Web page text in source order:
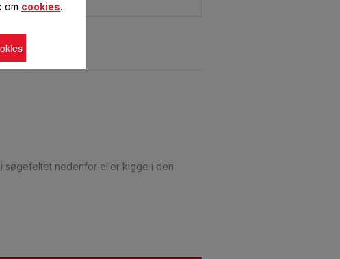
søgefeltet nedenfor eller kigge i den
om cookies.